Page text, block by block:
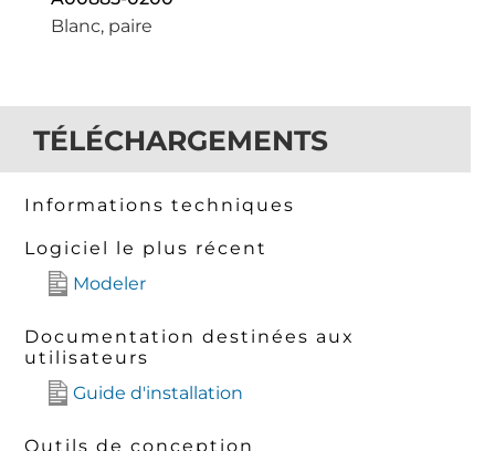
Blanc, paire
TÉLÉCHARGEMENTS
Informations techniques
Logiciel le plus récent
Modeler
Documentation destinées aux
utilisateurs
Guide d'installation
Outils de conception